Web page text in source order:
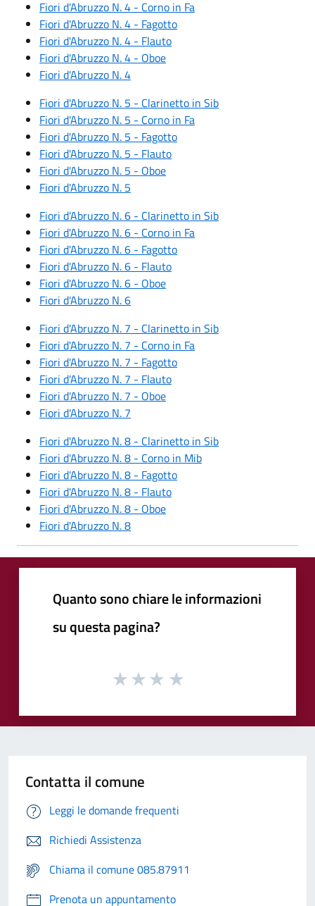
Fiori d'Abruzzo N. 4 - Corno in Fa
Fiori d'Abruzzo N. 4 - Fagotto
Fiori d'Abruzzo N. 4 - Flauto
Fiori d'Abruzzo N. 4 - Oboe
Fiori d'Abruzzo N. 4
Fiori d'Abruzzo N. 5 - Clarinetto in Sib
Fiori d'Abruzzo N. 5 - Corno in Fa
Fiori d'Abruzzo N. 5 - Fagotto
Fiori d'Abruzzo N. 5 - Flauto
Fiori d'Abruzzo N. 5 - Oboe
Fiori d'Abruzzo N. 5
Fiori d'Abruzzo N. 6 - Clarinetto in Sib
Fiori d'Abruzzo N. 6 - Corno in Fa
Fiori d'Abruzzo N. 6 - Fagotto
Fiori d'Abruzzo N. 6 - Flauto
Fiori d'Abruzzo N. 6 - Oboe
Fiori d'Abruzzo N. 6
Fiori d'Abruzzo N. 7 - Clarinetto in Sib
Fiori d'Abruzzo N. 7 - Corno in Fa
Fiori d'Abruzzo N. 7 - Fagotto
Fiori d'Abruzzo N. 7 - Flauto
Fiori d'Abruzzo N. 7 - Oboe
Fiori d'Abruzzo N. 7
Fiori d'Abruzzo N. 8 - Clarinetto in Sib
Fiori d'Abruzzo N. 8 - Corno in Mib
Fiori d'Abruzzo N. 8 - Fagotto
Fiori d'Abruzzo N. 8 - Flauto
Fiori d'Abruzzo N. 8 - Oboe
Fiori d'Abruzzo N. 8
Quanto sono chiare le informazioni
su questa pagina?
Contatta il comune
Leggi le domande frequenti
Richiedi Assistenza
Chiama il comune 085.87911
Prenota un appuntamento